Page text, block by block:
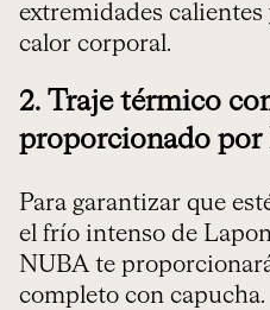
extremidades
calor corporal.
2. Traje térmico
proporcionado por
Para garantizar que
el frío intenso de
NUBA te
completo con capucha.